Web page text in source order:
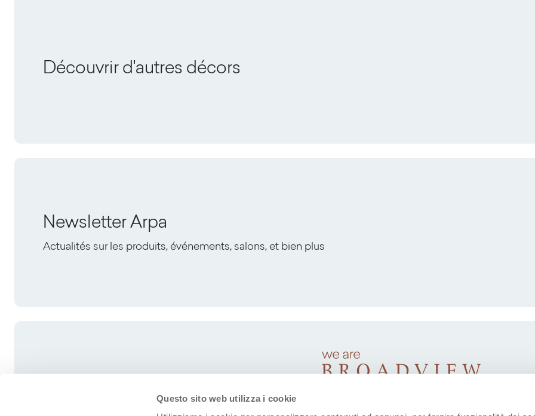
Questo sito web utilizza i cookie
Découvrir d'autres décors
Newsletter Arpa
Actualités sur les produits, événements, salons, et bien plus